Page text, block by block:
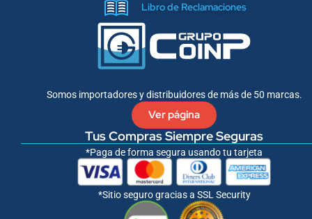
Somos importadores y distribuidores de más de 50 marcas.
Ver página
Tus Compras Siempre Seguras
*Paga de forma segura usando tu tarjeta
*Sitio seguro gracias a SSL Security
o
o
k
-
f
t
r
Libro de Reclamaciones